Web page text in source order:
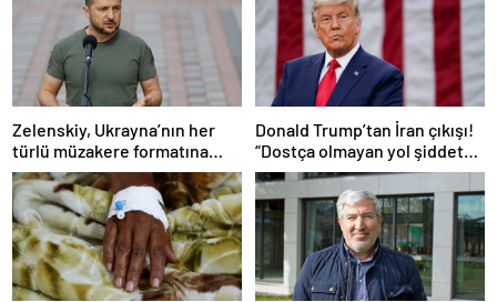
Zelenskiy, Ukrayna’nın her
türlü müzakere formatına
hazır olduğunu duyurdu!
Donald Trump’tan İran çıkışı!
“Dostça olmayan yol şiddet
içeriyor ve ben bunu
istemiyorum”